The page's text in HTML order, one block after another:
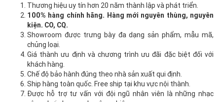
Thương hiệu uy tín hơn 20 năm thành lập và phát triển.
100% hàng chính hãng. Hàng mới nguyên thùng, nguyên
kiện. CO, CQ.
Showroom được trưng bày đa dạng sản phẩm, mẫu mã,
chủng loại.
Giá thành ưu định và chương trình ưu đãi đặc biệt đối với
khách hàng.
Chế độ bảo hành đúng theo nhà sản xuất qui định.
Ship hàng toàn quốc. Free ship tại khu vực nội thành.
Được hỗ trợ tư vấn với đội ngũ nhân viên là những nhạc